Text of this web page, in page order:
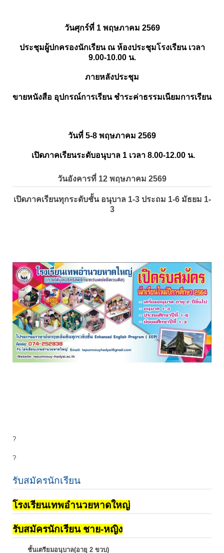
วันศุกร์ที่ 1 พฤษภาคม 2569
ประชุมผู้ปกครองนักเรียน ณ ห้องประชุมโรงเรียน เวลา
9.00-10.00 น.
ภายหลังประชุม
ขายหนังสือ อุปกรณ์การเรียน ชำระค่าธรรมเนียมการเรียน
วันที่ 5-8 พฤษภาคม 2569
เปิดภาคเรียนระดับอนุบาล 1 เวลา 8.00-12.00 น.
วันอังคารที่ 12 พฤษภาคม 2569
เปิดภาคเรียนทุกระดับชั้น อนุบาล 1-3 ประถม 1-6 มัธยม 1-
3
?
?
รับสมัครนักเรียน
โรงเรียนเทพอำนวยหาดใหญ่
รับสมัครนักเรียน ชาย-หญิง
ชั้นเตรียมอนุบาล(อายุ 2 ขวบ)